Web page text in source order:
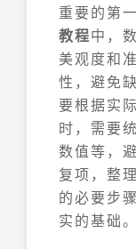
重要的第一
教程中，
美观度和
性，避免
要根据实
时，需要
数值等，
复项，整
的必要步
实的基础。